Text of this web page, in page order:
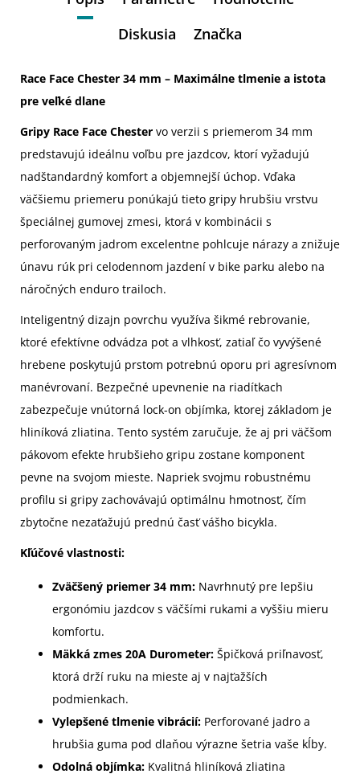
Diskusia
Značka
Race Face Chester 34 mm – Maximálne tlmenie a istota
pre veľké dlane
Gripy Race Face Chester vo verzii s priemerom 34 mm
predstavujú ideálnu voľbu pre jazdcov, ktorí vyžadujú
nadštandardný komfort a objemnejší úchop. Vďaka
väčšiemu priemeru ponúkajú tieto gripy hrubšiu vrstvu
špeciálnej gumovej zmesi, ktorá v kombinácii s
perforovaným jadrom excelentne pohlcuje nárazy a znižuje
únavu rúk pri celodennom jazdení v bike parku alebo na
náročných enduro trailoch.
Inteligentný dizajn povrchu využíva šikmé rebrovanie,
ktoré efektívne odvádza pot a vlhkosť, zatiaľ čo vyvýšené
hrebene poskytujú prstom potrebnú oporu pri agresívnom
manévrovaní. Bezpečné upevnenie na riadítkach
zabezpečuje vnútorná lock-on objímka, ktorej základom je
hliníková zliatina. Tento systém zaručuje, že aj pri väčšom
pákovom efekte hrubšieho gripu zostane komponent
pevne na svojom mieste. Napriek svojmu robustnému
profilu si gripy zachovávajú optimálnu hmotnosť, čím
zbytočne nezaťažujú prednú časť vášho bicykla.
Kľúčové vlastnosti:
Zväčšený priemer 34 mm: Navrhnutý pre lepšiu
ergonómiu jazdcov s väčšími rukami a vyššiu mieru
komfortu.
Mäkká zmes 20A Durometer: Špičková priľnavosť,
ktorá drží ruku na mieste aj v najťažších
podmienkach.
Vylepšené tlmenie vibrácií: Perforované jadro a
hrubšia guma pod dlaňou výrazne šetria vaše kĺby.
Odolná objímka: Kvalitná hliníková zliatina